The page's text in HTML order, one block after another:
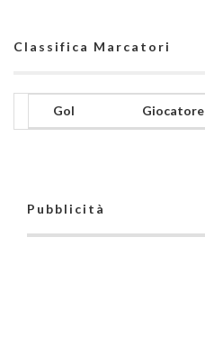
Classifica Marcatori
Gol Giocatore
Pubblicità